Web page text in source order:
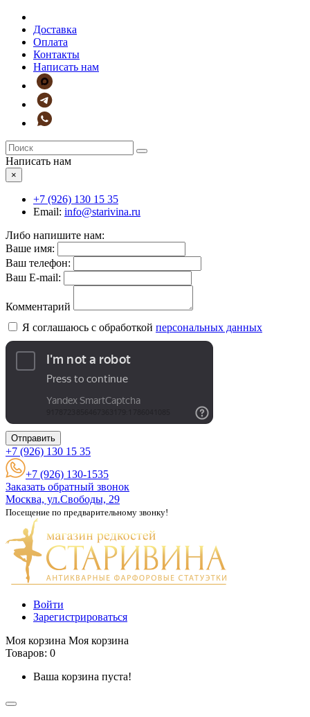
Доставка
Оплата
Контакты
Написать нам
Написать нам
×
+7 (926) 130 15 35
Email: info@starivina.ru
Либо напишите нам:
Ваше имя:
Ваш телефон:
Ваш E-mail:
Комментарий
Я соглашаюсь с обработкой персональных данных
Отправить
+7 (926) 130 15 35
+7 (926) 130-1535
Заказать обратный звонок
Москва, ул.Свободы, 29
Посещение по предварительному звонку!
Войти
Зарегистрироваться
Моя корзина Моя корзина
Товаров: 0
Ваша корзина пуста!